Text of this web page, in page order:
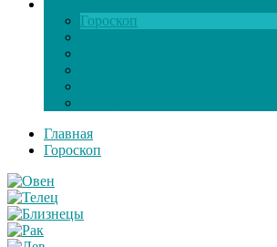
Гороскоп
Главная
Гороскоп